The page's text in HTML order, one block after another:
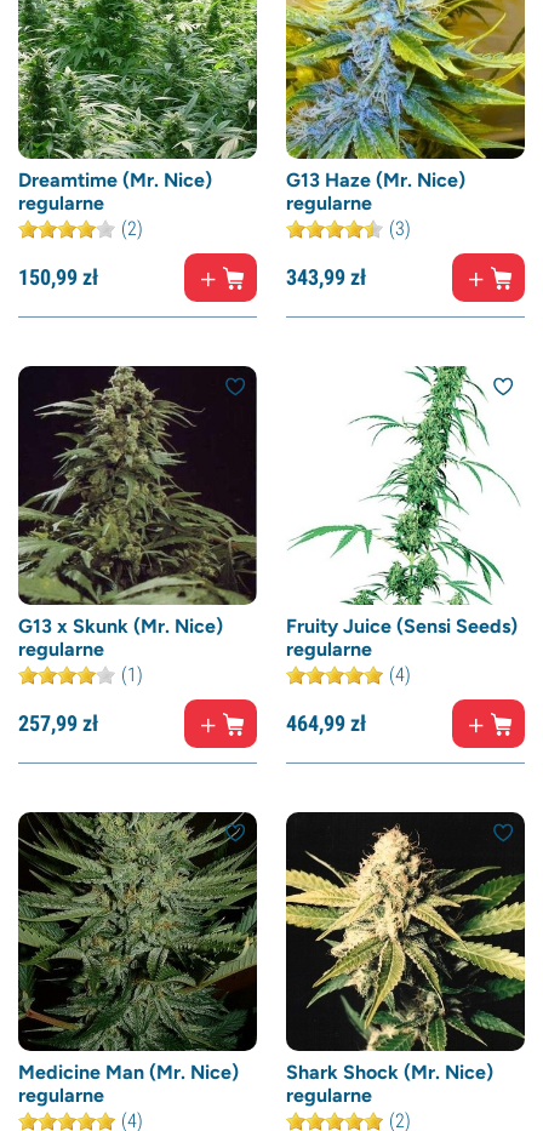
Dreamtime (Mr. Nice)
regularne
(2)
150,99zł
G13 Haze (Mr. Nice)
regularne
(3)
343,99zł
G13 x Skunk (Mr. Nice)
regularne
(1)
257,99zł
Fruity Juice (Sensi Seeds)
regularne
(4)
464,99zł
Medicine Man (Mr. Nice)
regularne
(4)
Shark Shock (Mr. Nice)
regularne
(2)